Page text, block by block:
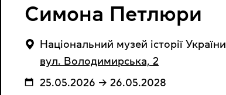
Симона Петлюри
Національний музей історії України
вул. Володимирська, 2
25.05.2026 → 26.05.2028